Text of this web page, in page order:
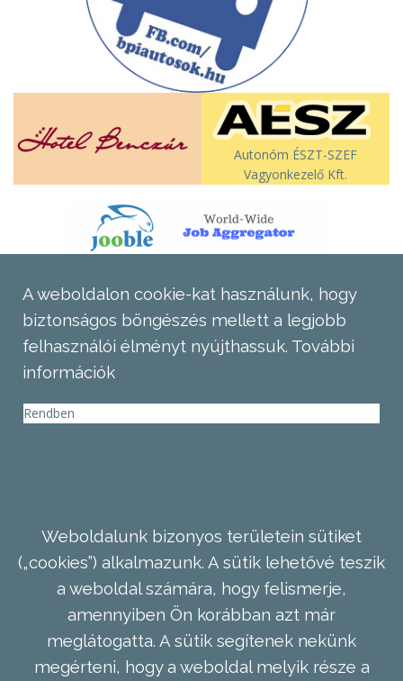
Autonóm ÉSZT-SZEF
Vagyonkezelő Kft.
A weboldalon cookie-kat használunk, hogy
biztonságos böngészés mellett a legjobb
felhasználói élményt nyújthassuk. További
információk
Rendben
Weboldalunk bizonyos területein sütiket
(„cookies”) alkalmazunk. A sütik lehetővé teszik
a weboldal számára, hogy felismerje,
amennyiben Ön korábban azt már
meglátogatta. A sütik segítenek nekünk
megérteni, hogy a weboldal melyik része a